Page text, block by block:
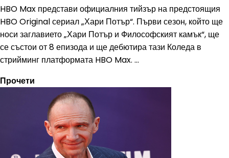
HBO Max представи официалния тийзър на предстоящия
HBO Original сериал „Хари Потър“. Първи сезон, който ще
носи заглавието „Хари Потър и Философският камък“, ще
се състои от 8 епизода и ще дебютира тази Коледа в
стрийминг платформата HBO Max. ...
Прочети